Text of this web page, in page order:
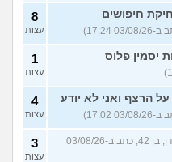
חיפושים
8
עצות
יסמין פלוס 1
עצות
הרצף ואני לא יודע
4
עצות
(דן, בן 42, כתב ב-03/08/26
3
עצות